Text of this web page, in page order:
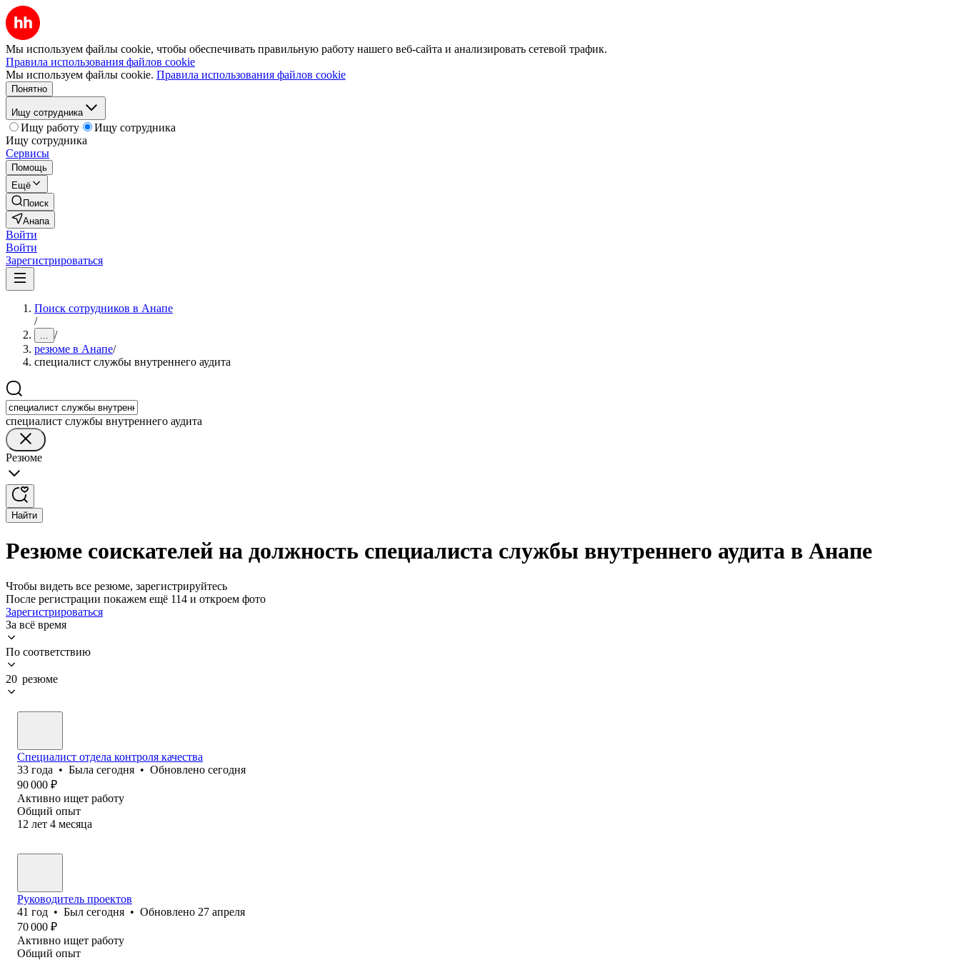
Мы используем файлы cookie, чтобы обеспечивать правильную работу нашего веб-сайта и анализировать сетевой трафик.
Правила использования файлов cookie
Мы используем файлы cookie. Правила использования файлов cookie
Понятно
Ищу сотрудника
Ищу работу
Ищу сотрудника
Ищу сотрудника
Сервисы
Помощь
Ещё
Поиск
Анапа
Войти
Войти
Зарегистрироваться
Поиск сотрудников в Анапе
/
... /
резюме в Анапе/
специалист службы внутреннего аудита
специалист службы внутреннего аудита
Резюме
Найти
Резюме соискателей на должность специалиста службы внутреннего аудита в Анапе
Чтобы видеть все резюме, зарегистрируйтесь
После регистрации покажем ещё 114 и откроем фото
Зарегистрироваться
За всё время
По соответствию
20 резюме
Специалист отдела контроля качества
33 года • Была сегодня • Обновлено сегодня
90 000 ₽
Активно ищет работу
Общий опыт
12 лет 4 месяца
Руководитель проектов
41 год • Был сегодня • Обновлено 27 апреля
70 000 ₽
Активно ищет работу
Общий опыт